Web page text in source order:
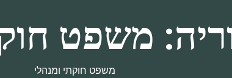
משפט
משפט חוקתי ומנהלי